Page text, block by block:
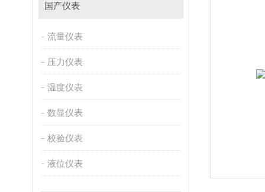
国产仪表
流量仪表
压力仪表
温度仪表
数显仪表
校验仪表
液位仪表